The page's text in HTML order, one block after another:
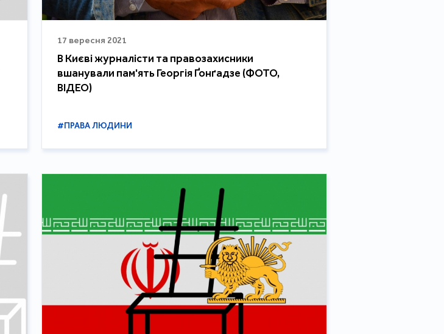
17 вересня 2021
В Києві журналісти та правозахисники
вшанували пам'ять Георгія Ґонґадзе (ФОТО,
ВІДЕО)
#ПРАВА ЛЮДИНИ